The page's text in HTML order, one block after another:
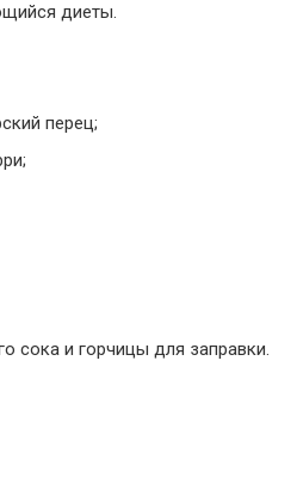
диеты.
перец;
сока и горчицы для заправки.